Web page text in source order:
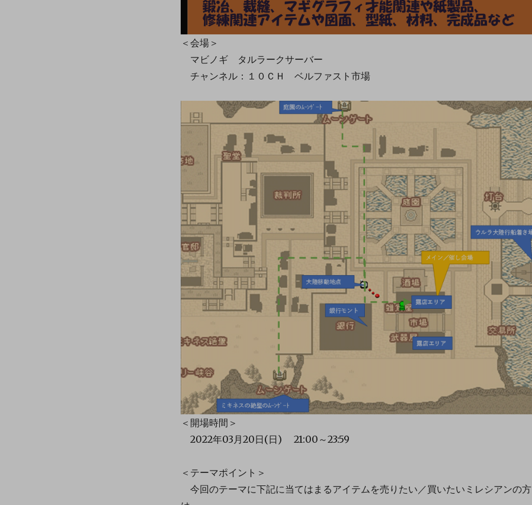
＜会場＞
マビノギ タルラークサーバー
チャンネル：１０ＣＨ ベルファスト市場
＜開場時間＞
2022年03月20日(日) 21:00～23:59
＜テーマポイント＞
今回のテーマに下記に当てはまるアイテムを売りたい／買いたいミレシアンの方